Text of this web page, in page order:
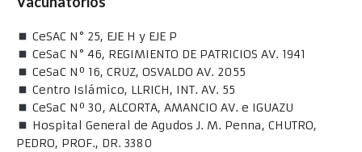
CeSAC N° 25, EJE H y EJE P
CeSaC N° 46, REGIMIENTO DE PATRICIOS AV. 1941
CeSaC Nº 16, CRUZ, OSVALDO AV. 2055
Centro Islámico, LLRICH, INT. AV. 55
CeSaC Nº 30, ALCORTA, AMANCIO AV. e IGUAZU
Hospital General de Agudos J. M. Penna, CHUTRO,
PEDRO, PROF., DR. 3380